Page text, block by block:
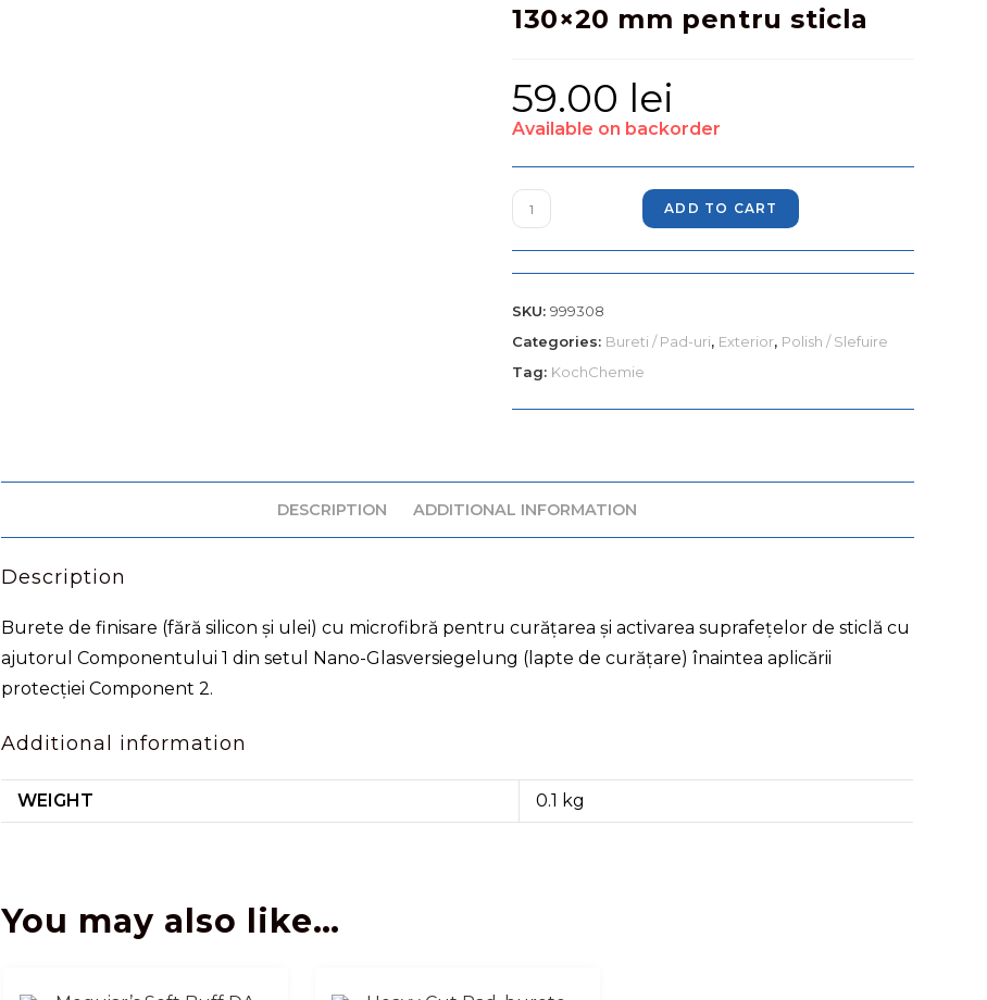
130×20 mm pentru sticla
59.00 lei
Available on backorder
ADD TO CART
SKU:999308
Categories: Bureti / Pad-uri, Exterior, Polish / Slefuire
Tag: KochChemie
DESCRIPTION ADDITIONAL INFORMATION
Description
Burete de finisare (fără silicon și ulei) cu microfibră pentru curățarea și activarea suprafețelor de sticlă cu
ajutorul Componentului 1 din setul Nano-Glasversiegelung (lapte de curățare) înaintea aplicării
protecției Component 2.
Additional information
WEIGHT 0.1 kg
You may also like…